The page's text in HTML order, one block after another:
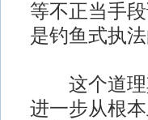
等不正当手
是钓鱼式执
这个道理
进一步从根